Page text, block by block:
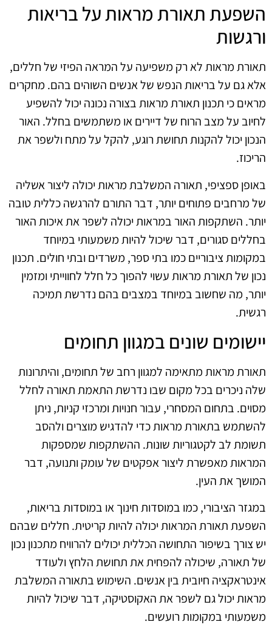
השפעת תאורת מראות על בריאות
ורגשות
תאורת מראות לא רק משפיעה על המראה הפיזי של חללים,
אלא גם על בריאות הנפש של אנשים השוהים בהם. מחקרים
מראים כי תכנון תאורת מראות בצורה נכונה יכול להשפיע
לחיוב על מצב הרוח של דיירים או משתמשים בחלל. האור
הנכון יכול להקנות תחושת רוגע, להקל על מתח ולשפר את
הריכוז.
באופן ספציפי, תאורה המשלבת מראות יכולה ליצור אשליה
של מרחבים פתוחים יותר, דבר התורם להרגשה כללית טובה
יותר. השתקפות האור במראות יכולה לשפר את איכות האור
בחללים סגורים, דבר שיכול להיות משמעותי במיוחד
במקומות ציבוריים כמו בתי ספר, משרדים ובתי חולים. תכנון
נכון של תאורת מראות עשוי להפוך כל חלל לחווייתי ומזמין
יותר, מה שחשוב במיוחד במצבים בהם נדרשת תמיכה
רגשית.
יישומים שונים במגוון תחומים
תאורת מראות מתאימה למגוון רחב של תחומים, והיתרונות
שלה ניכרים בכל מקום שבו נדרשת התאמת תאורה לחלל
מסוים. בתחום המסחרי, עבור חנויות ומרכזי קניות, ניתן
להשתמש בתאורת מראות כדי להדגיש מוצרים ולהסב
תשומת לב לקטגוריות שונות. ההשתקפות שמספקות
המראות מאפשרת ליצור אפקטים של עומק ותנועה, דבר
המושך את העין.
במגזר הציבורי, כמו במוסדות חינוך או במוסדות בריאות,
השפעת תאורת המראות יכולה להיות קריטית. חללים שבהם
יש צורך בשיפור התחושה הכללית יכולים להרוויח מתכנון נכון
של תאורה, שיכולה להפחית את תחושת הלחץ ולעודד
אינטראקציה חיובית בין אנשים. השימוש בתאורה המשלבת
מראות יכול גם לשפר את האקוסטיקה, דבר שיכול להיות
משמעותי במקומות רועשים.